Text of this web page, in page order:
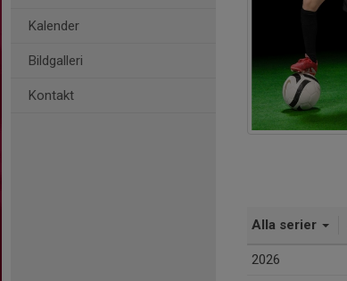
Kalender
Bildgalleri
Kontakt
Alla serier
2026